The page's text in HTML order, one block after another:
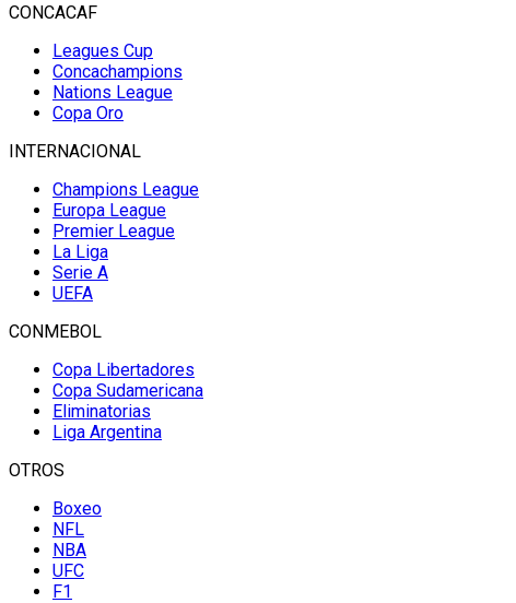
CONCACAF
Leagues Cup
Concachampions
Nations League
Copa Oro
INTERNACIONAL
Champions League
Europa League
Premier League
La Liga
Serie A
UEFA
CONMEBOL
Copa Libertadores
Copa Sudamericana
Eliminatorias
Liga Argentina
OTROS
Boxeo
NFL
NBA
UFC
F1